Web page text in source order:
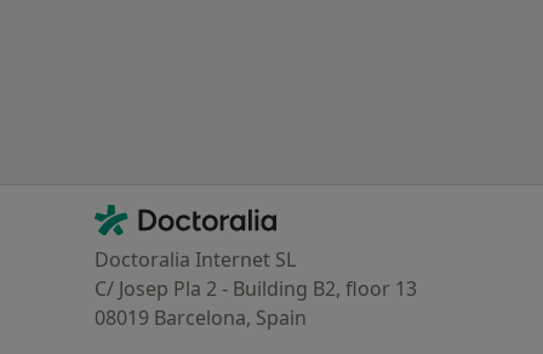
Contacto
Doctoralia - Página de inicio
Doctoralia Internet SL
C/ Josep Pla 2 - Building B2, floor 13
08019 Barcelona, Spain